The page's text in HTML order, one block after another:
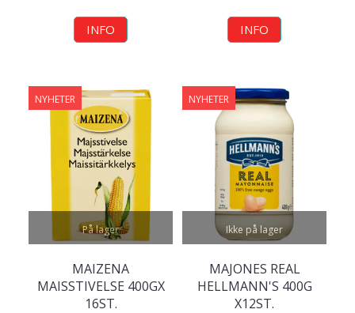
INFO INFO
På lager
NYHETER
MAIZENA
MAISSTIVELSE 400GX
16ST.
Ikke på lager
NYHETER
MAJONES REAL
HELLMANN'S 400G
X12ST.